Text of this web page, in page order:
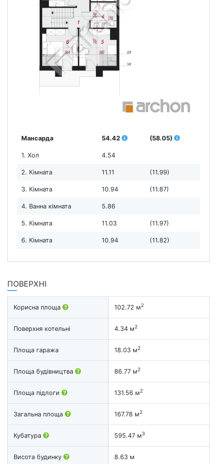
Мансарда 54.42 (58.05)
1. Хол 4.54
2. Кімната 11.11 (11.99)
3. Кімната 10.94 (11.87)
4. Ванна кімната 5.86
5. Кімната 11.03 (11.97)
6. Кімната 10.94 (11.82)
ПОВЕРХНІ
Корисна площа 102.72 м2
Поверхня котельні 4.34 м2
Площа гаража 18.03 м2
Площа будівництва 86.77 м2
Площа підлоги 131.56 м2
Загальна площа 167.78 м2
Кубатура 595.47 м3
Висота будинку 8.63 м